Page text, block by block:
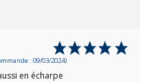
: 09/03/2024)
en écharpe